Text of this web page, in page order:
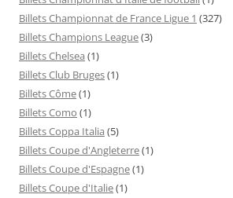
Billets Championnat de France Ligue 1 (327)
Billets Champions League(3)
Billets Chelsea (1)
Billets Club Bruges(1)
Billets Côme(1)
Billets Como (1)
Billets Coppa Italia (5)
Billets Coupe d'Angleterre(1)
Billets Coupe d'Espagne(1)
Billets Coupe d'Italie(1)